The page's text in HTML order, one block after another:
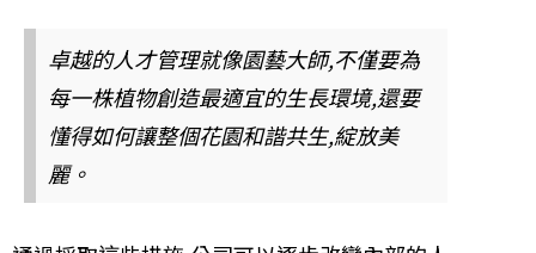
卓越的人才管理就像園藝大師,不僅要為
每一株植物創造最適宜的生長環境,還要
懂得如何讓整個花園和諧共生,綻放美
麗。